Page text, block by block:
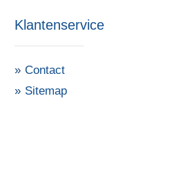
Klantenservice
Contact
Sitemap